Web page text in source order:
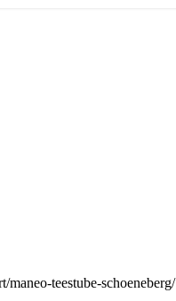
teestube-schoeneberg/